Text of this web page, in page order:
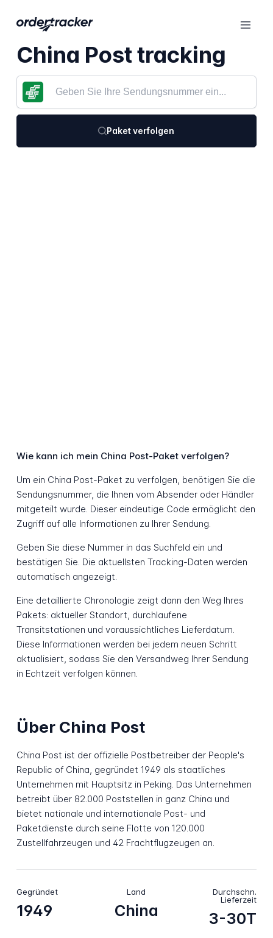
China Post tracking
Paket verfolgen
Wie kann ich mein China Post-Paket verfolgen?
Um ein China Post-Paket zu verfolgen, benötigen Sie die
Sendungsnummer, die Ihnen vom Absender oder Händler
mitgeteilt wurde. Dieser eindeutige Code ermöglicht den
Zugriff auf alle Informationen zu Ihrer Sendung.
Geben Sie diese Nummer in das Suchfeld ein und
bestätigen Sie. Die aktuellsten Tracking-Daten werden
automatisch angezeigt.
Eine detaillierte Chronologie zeigt dann den Weg Ihres
Pakets: aktueller Standort, durchlaufene
Transitstationen und voraussichtliches Lieferdatum.
Diese Informationen werden bei jedem neuen Schritt
aktualisiert, sodass Sie den Versandweg Ihrer Sendung
in Echtzeit verfolgen können.
Über China Post
China Post ist der offizielle Postbetreiber der People's
Republic of China, gegründet 1949 als staatliches
Unternehmen mit Hauptsitz in Peking. Das Unternehmen
betreibt über 82.000 Poststellen in ganz China und
bietet nationale und internationale Post- und
Paketdienste durch seine Flotte von 120.000
Zustellfahrzeugen und 42 Frachtflugzeugen an.
Gegründet
1949
Land
China
Durchschn.
Lieferzeit
3-30T